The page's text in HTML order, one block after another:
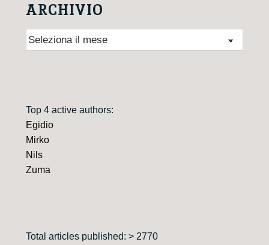
ARCHIVIO
Archivio
Top 4 active authors:
Egidio
Mirko
Nils
Zuma
Total articles published: > 2770